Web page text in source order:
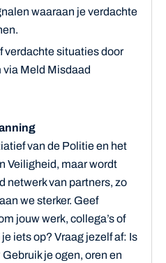
waaraan je verdachte
verdachte situaties door
via Meld Misdaad
van de Politie en het
Veiligheid, maar wordt
netwerk van partners, zo
we sterker. Geef
jouw werk, collega’s of
iets op? Vraag jezelf af: Is
je ogen, oren en